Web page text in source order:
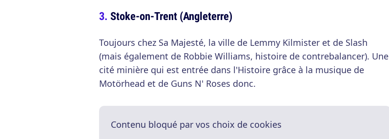
Stoke-on-Trent (Angleterre)
Toujours chez Sa Majesté, la ville de Lemmy Kilmister et de Slash
(mais également de Robbie Williams, histoire de contrebalancer). Une
cité minière qui est entrée dans l'Histoire grâce à la musique de
Motörhead et de Guns N' Roses donc.
Contenu bloqué par vos choix de cookies